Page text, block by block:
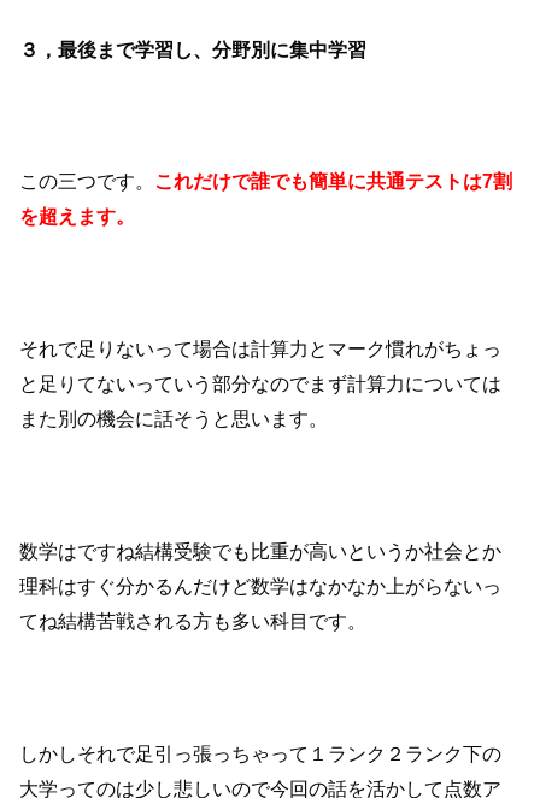
３，最後まで学習し、分野別に集中学習
この三つです。 これだけで誰でも簡単に共通テストは7割
を超えます。
それで足りないって場合は計算力とマーク慣れがちょっ
と足りてないっていう部分なのでまず計算力については
また別の機会に話そうと思います。
数学はですね結構受験でも比重が高いというか社会とか
理科はすぐ分かるんだけど数学はなかなか上がらないっ
てね結構苦戦される方も多い科目です。
しかしそれで足引っ張っちゃって１ランク２ランク下の
大学ってのは少し悲しいので今回の話を活かして点数ア